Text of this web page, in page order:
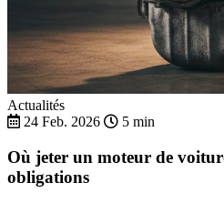
Actualités
24 Feb. 2026
5 min
Où jeter un moteur de
obligations